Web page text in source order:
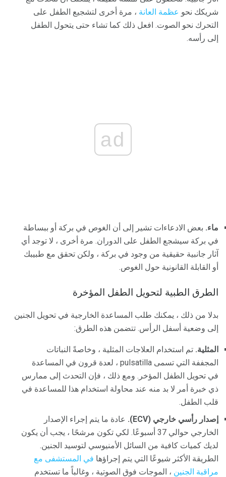
شريكك نحو عظمة العانة ، مرة أخرى لتشجيع الطفل على
التحرك نحو الصوت. افعل ذلك كما تشاء حتى يتحول الطفل
إلى رأسه.
ad
ماء. بعض الادعاءات تشير إلى أن الغوص في بركة أو ببساطة
في بركة سيشجع الطفل على الدوران. مرة أخرى ، لا توجد أي
آثار جانبية حقيقية من وجود في بركة ، ولكن تحقق مع طبيبك
أو القابلة القانونية حول الغوص.
الطرق الطبية لتحويل الطفل المؤخرة
بدلا من ذلك ، يمكنك طلب المساعدة الخارجية في تحويل الجنين
إلى وضعية أسفل الرأس. تتضمن هذه الطرق:
المثلية. تم استخدام العلاجات المثلية ، وخاصةً النباتات
المجففة التي تسمى pulsatilla ، لعدة قرون في المساعدة
في تحويل الطفل المؤخر. ومع ذلك ، فإن التحدث إلى ممارس
ذي خبرة أمر لا بد منه عند محاولة استخدام هذا للمساعدة في
قلب الطفل.
إصدار رأسي خارجي (ECV).
عادة ما يتم إجراء الإصدار
الخارجي حوالي 37 أسبوعًا. لكي تكون مرشحًا ، يجب أن يكون
لديك كميات كافية من السائل الأمنيوسي لتوسيد الجنين.
الطريقة الأكثر شيوعًا التي يتم إجراؤها في المستشفى مع
مراقبة الجنين ، الموجات فوق الصوتية ، وغالباً ما تستخدم